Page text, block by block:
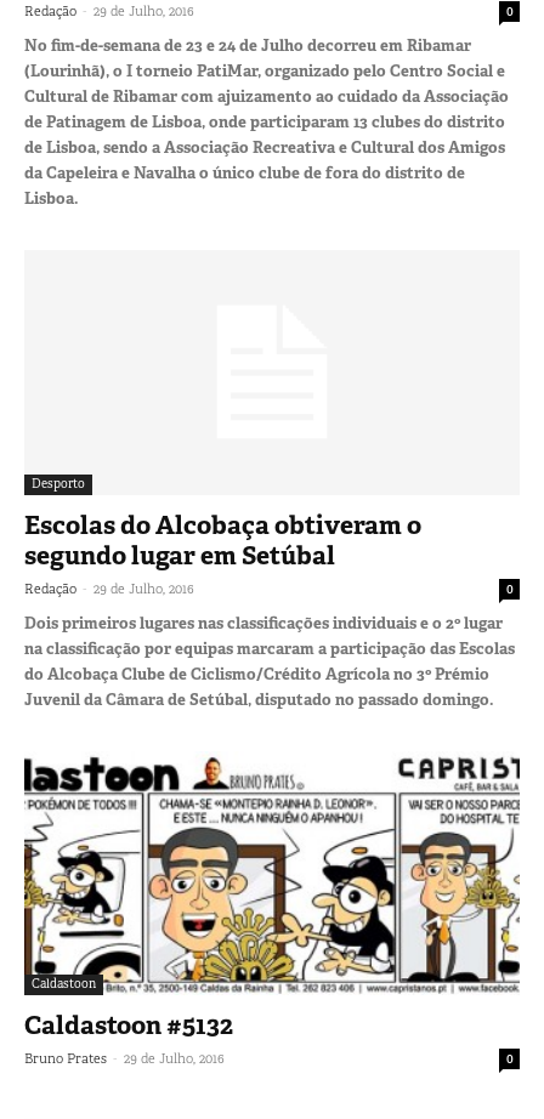
Redação - 29 de Julho, 2016 0
No fim-de-semana de 23 e 24 de Julho decorreu em Ribamar
(Lourinhã), o I torneio PatiMar, organizado pelo Centro Social e
Cultural de Ribamar com ajuizamento ao cuidado da Associação
de Patinagem de Lisboa, onde participaram 13 clubes do distrito
de Lisboa, sendo a Associação Recreativa e Cultural dos Amigos
da Capeleira e Navalha o único clube de fora do distrito de
Lisboa.
Desporto
Escolas do Alcobaça obtiveram o
segundo lugar em Setúbal
Redação - 29 de Julho, 2016 0
Dois primeiros lugares nas classificações individuais e o 2º lugar
na classificação por equipas marcaram a participação das Escolas
do Alcobaça Clube de Ciclismo/Crédito Agrícola no 3º Prémio
Juvenil da Câmara de Setúbal, disputado no passado domingo.
Caldastoon
Caldastoon #5132
Bruno Prates - 29 de Julho, 2016 0